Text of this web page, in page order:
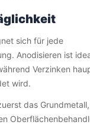
sich für jede
Anodisieren ist
Verzinken
wird.
das